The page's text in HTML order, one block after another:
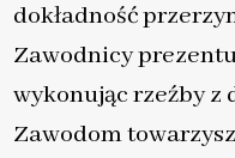
dokładność
Zawodnicy
wykonując rzeźby z
Zawodom